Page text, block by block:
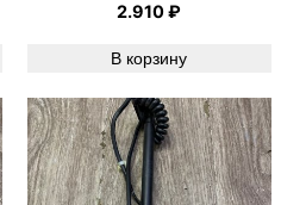
2.910₽
В корзину